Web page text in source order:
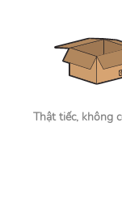
Thật tiếc, không